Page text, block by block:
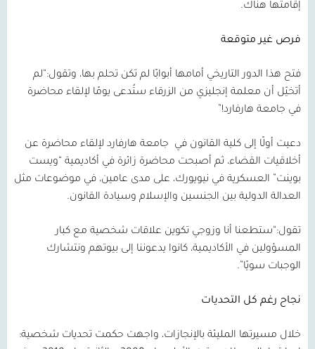
إقامتها هناك.
فرص غير متوقعة
فتح هذا الدور التاريخي أمامها أبوابًا لم تكن تحلم بها، وتقول:“لم
أتخيّل أن معلمة إنجليزي من الزرقاء ستُدعى يومًا لإلقاء محاضرة
في جامعة هارفارد!”
دعيت أولًا إلى كلية القانون في
جامعة هارفارد لإلقاء محاضرة عن
أخلاقيات القضاء، ثم أصبحت محاضرة زائرة في أكاديمية “ويست
بوينت” العسكرية في نيويورك، على مدى عامين، في موضوعات مثل
العدالة الدولية بين الجنسين والإسلام وسيادة القانون.
تقول:“ستطعنا أنا وزوجي تكوين علاقات شخصية مع كبار
المسؤولين في الأكاديمية، كانوا يدعوننا إلى بيوتهم ونتشارك
الوجبات سويًا”.
نجاح رغم كل التحديات
خلال مسيرتها المليئة بالإنجازات، واجهت حكمت تحديات شخصية: